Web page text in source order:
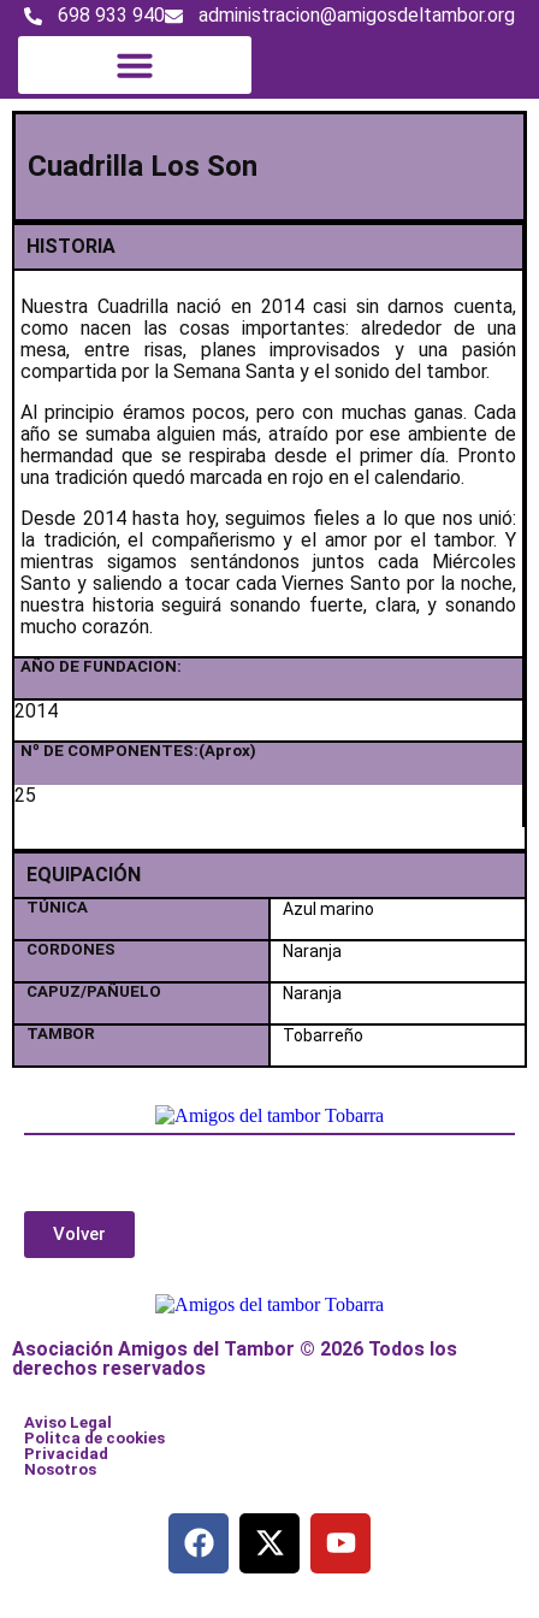
698 933 940 administracion@amigosdeltambor.org
Cuadrilla Los Son
HISTORIA
Nuestra Cuadrilla nació en 2014 casi sin darnos cuenta,
como nacen las cosas importantes: alrededor de una
mesa, entre risas, planes improvisados y una pasión
compartida por la Semana Santa y el sonido del tambor.
Al principio éramos pocos, pero con muchas ganas. Cada
año se sumaba alguien más, atraído por ese ambiente de
hermandad que se respiraba desde el primer día. Pronto
una tradición quedó marcada en rojo en el calendario.
Desde 2014 hasta hoy, seguimos fieles a lo que nos unió:
la tradición, el compañerismo y el amor por el tambor. Y
mientras sigamos sentándonos juntos cada Miércoles
Santo y saliendo a tocar cada Viernes Santo por la noche,
nuestra historia seguirá sonando fuerte, clara, y sonando
mucho corazón.
AÑO DE FUNDACION:
2014
Nº DE COMPONENTES:(Aprox)
25
EQUIPACIÓN
TÚNICA Azul marino
CORDONES Naranja
CAPUZ/PAÑUELO Naranja
TAMBOR Tobarreño
Volver
Asociación Amigos del Tambor © 2026 Todos los
derechos reservados
Aviso Legal
Politca de cookies
Privacidad
Nosotros